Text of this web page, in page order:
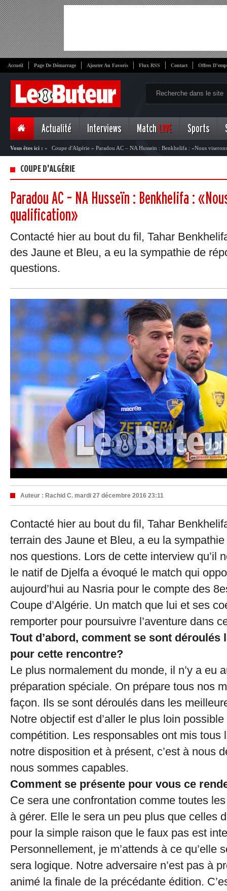
Accueil Page De Démarrage Ajouter Au Favoris Flux RSS Contact Offres
Actualité Interviews Match LIVE Sports
Vous êtes ici : » Coupe d'Algérie » Paradou AC – NA Husseïn : Benkhelifa : «Nous
COUPE D'ALGÉRIE
Paradou AC – NA Husseïn : Benkhelifa :
qualification»
Contacté hier au bout du fil, Tahar
des Jaune et Bleu, a eu la sympathie de
questions.
Auteur : Rachid C. mardi 27 décembre 2016 23:11
Contacté hier au bout du fil, Tahar
terrain des Jaune et Bleu, a eu la
nos questions. Lors de cette interview qu’il
le natif de Djelfa a évoqué le match qui
aujourd’hui au Nasria pour le compte des
Coupe d’Algérie. Un match que lui et ses
remporter pour poursuivre l’aventure dans
Tout d’abord, comment se sont déroulés
pour cette rencontre?
Le plus normalement du monde, il n’y a eu
préparation spéciale. On prépare tous nos
façon. Ils se sont déroulés dans les
Notre objectif est d’aller le plus loin
compétition. Les responsables ont mis tous
notre disposition et à présent, c’est à nous
nous sommes capables.
Comment se présente pour vous ce
Ce sera une confrontation comme toutes
à gérer. Elle le sera un peu plus que celles
pour la simple raison que le faux pas est
Personnellement, je m’attends à ce qu’elle
sera logique. Notre adversaire n’est pas à
animé la finale de la précédante édition.